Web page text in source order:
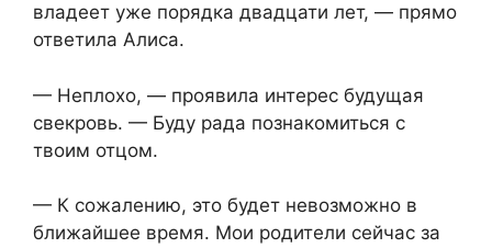
владеет уже порядка двадцати лет, — прямо
ответила Алиса.
— Неплохо, — проявила интерес будущая
свекровь. — Буду рада познакомиться с
твоим отцом.
— К сожалению, это будет невозможно в
ближайшее время. Мои родители сейчас за